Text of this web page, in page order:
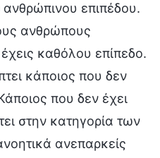
επιπέδου.
ανθρώπους
καθόλου επίπεδο.
κάποιος που δεν
που δεν έχει
στην κατηγορία των
ανεπαρκείς